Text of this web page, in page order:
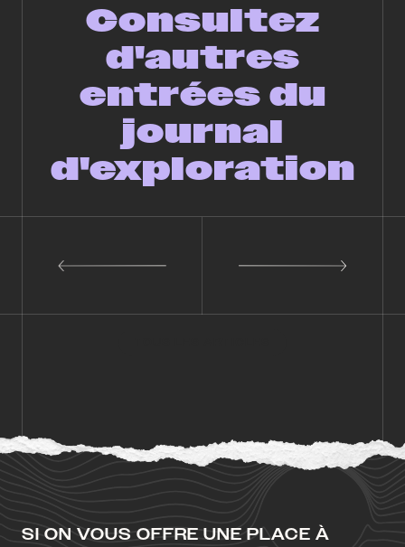
Consultez
d'autres
entrées du
journal
d'exploration
SI ON VOUS OFFRE UNE PLACE À